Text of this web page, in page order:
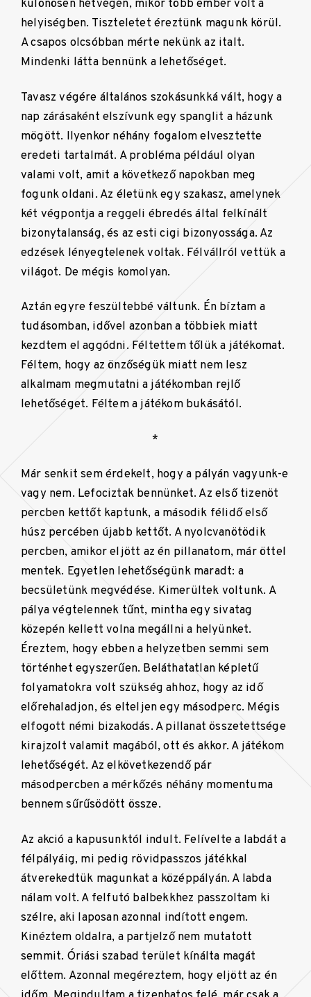
különösen hétvégén, mikor több ember volt a
helyiségben. Tiszteletet éreztünk magunk körül.
A csapos olcsóbban mérte nekünk az italt.
Mindenki látta bennünk a lehetőséget.
Tavasz végére általános szokásunkká vált, hogy a
nap zárásaként elszívunk egy spanglit a házunk
mögött. Ilyenkor néhány fogalom elvesztette
eredeti tartalmát. A probléma például olyan
valami volt, amit a következő napokban meg
fogunk oldani. Az életünk egy szakasz, amelynek
két végpontja a reggeli ébredés által felkínált
bizonytalanság, és az esti cigi bizonyossága. Az
edzések lényegtelenek voltak. Félvállról vettük a
világot. De mégis komolyan.
Aztán egyre feszültebbé váltunk. Én bíztam a
tudásomban, idővel azonban a többiek miatt
kezdtem el aggódni. Féltettem tőlük a játékomat.
Féltem, hogy az önzőségük miatt nem lesz
alkalmam megmutatni a játékomban rejlő
lehetőséget. Féltem a játékom bukásától.
*
Már senkit sem érdekelt, hogy a pályán vagyunk-e
vagy nem. Lefociztak bennünket. Az első tizenöt
percben kettőt kaptunk, a második félidő első
húsz percében újabb kettőt. A nyolcvanötödik
percben, amikor eljött az én pillanatom, már öttel
mentek. Egyetlen lehetőségünk maradt: a
becsületünk megvédése. Kimerültek voltunk. A
pálya végtelennek tűnt, mintha egy sivatag
közepén kellett volna megállni a helyünket.
Éreztem, hogy ebben a helyzetben semmi sem
történhet egyszerűen. Beláthatatlan képletű
folyamatokra volt szükség ahhoz, hogy az idő
előrehaladjon, és elteljen egy másodperc. Mégis
elfogott némi bizakodás. A pillanat összetettsége
kirajzolt valamit magából, ott és akkor. A játékom
lehetőségét. Az elkövetkezendő pár
másodpercben a mérkőzés néhány momentuma
bennem sűrűsödött össze.
Az akció a kapusunktól indult. Felívelte a labdát a
félpályáig, mi pedig rövidpasszos játékkal
átverekedtük magunkat a középpályán. A labda
nálam volt. A felfutó balbekkhez passzoltam ki
szélre, aki laposan azonnal indított engem.
Kinéztem oldalra, a partjelző nem mutatott
semmit. Óriási szabad terület kínálta magát
előttem. Azonnal megéreztem, hogy eljött az én